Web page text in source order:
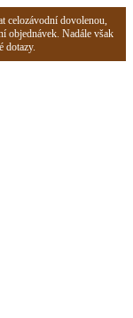
celozávodní dovolenou,
objednávek. Nadále však
dotazy.